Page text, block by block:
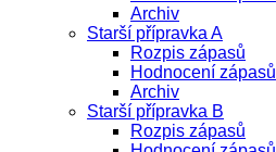
Archiv
Starší přípravka A
Rozpis zápasů
Hodnocení zápasů
Archiv
Starší přípravka B
Rozpis zápasů